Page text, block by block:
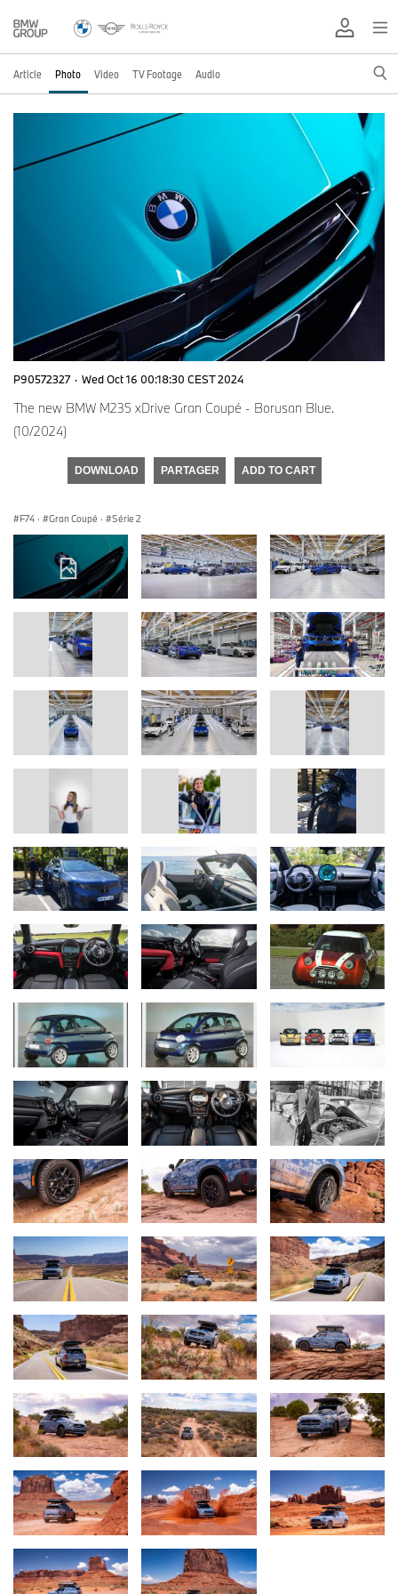
Article Photo Video TV Footage Audio
P90572327 · Wed Oct 16 00:18:30 CEST 2024
The new BMW M235 xDrive Gran Coupé - Borusan Blue.
(10/2024)
DOWNLOAD PARTAGER ADD TO CART
F74 · Gran Coupé · Série 2